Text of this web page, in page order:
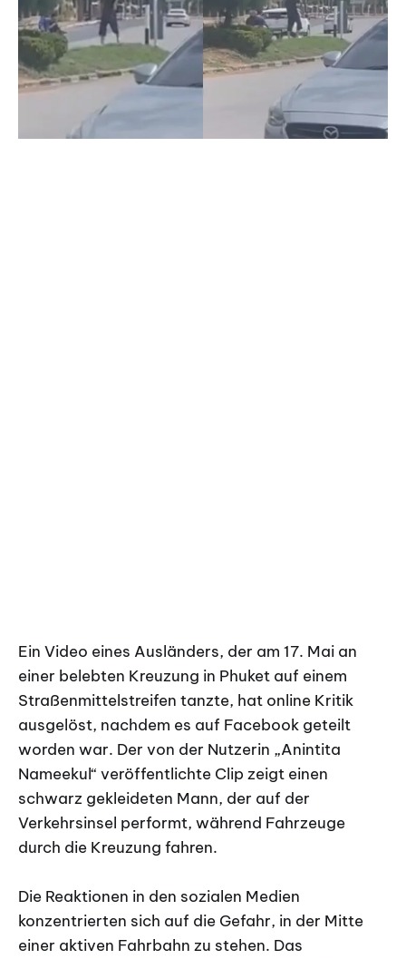
Ein Video eines Ausländers, der am 17. Mai an
einer belebten Kreuzung in Phuket auf einem
Straßenmittelstreifen tanzte, hat online Kritik
ausgelöst, nachdem es auf Facebook geteilt
worden war. Der von der Nutzerin „Anintita
Nameekul“ veröffentlichte Clip zeigt einen
schwarz gekleideten Mann, der auf der
Verkehrsinsel performt, während Fahrzeuge
durch die Kreuzung fahren.
Die Reaktionen in den sozialen Medien
konzentrierten sich auf die Gefahr, in der Mitte
einer aktiven Fahrbahn zu stehen. Das